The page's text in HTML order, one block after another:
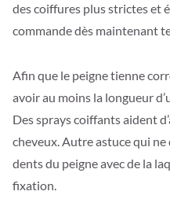
des coiffures plus strictes et
commande dès maintenant
Afin que le peigne tienne
avoir au moins la longueur
Des sprays coiffants aident
cheveux. Autre astuce qui ne
dents du peigne avec de la
fixation.